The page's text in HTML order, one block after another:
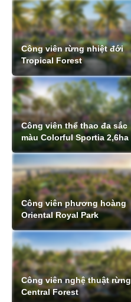
Công viên rừng nhiệt đới
Tropical Forest
Công viên thể thao đa sắc
màu Colorful Sportia 2,6ha
Công viên phương hoàng
Oriental Royal Park
Công viên nghệ thuật rừng
Central Forest